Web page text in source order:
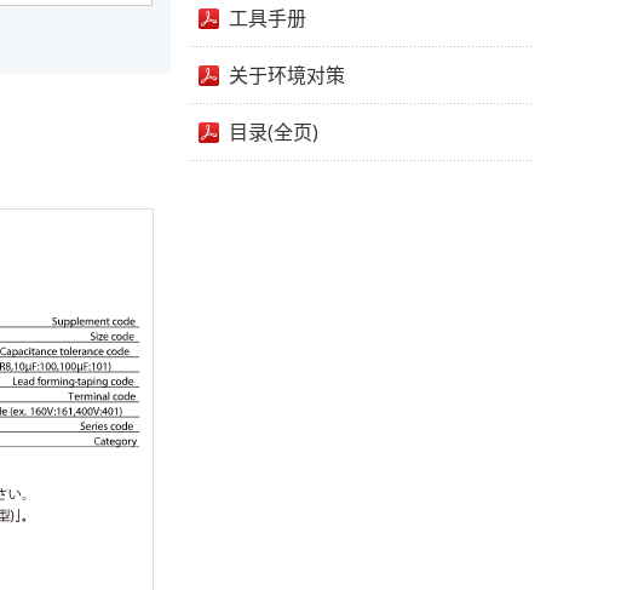
工具手册
关于环境对策
目录(全页)